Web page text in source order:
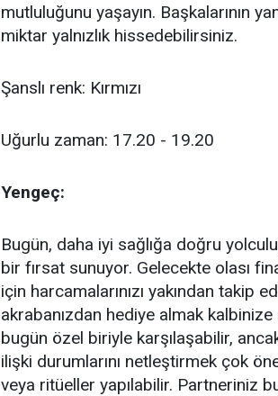
mutluluğunu yaşayın. Başkalarının
miktar yalnızlık hissedebilirsiniz.
Şanslı renk: Kırmızı
Uğurlu zaman: 17.20 - 19.20
Yengeç:
Bugün, daha iyi sağlığa doğru
bir fırsat sunuyor. Gelecekte olası
için harcamalarınızı yakından takip
akrabanızdan hediye almak
bugün özel biriyle karşılaşabilir,
ilişki durumlarını netleştirmek çok
veya ritüeller yapılabilir. Partneriniz